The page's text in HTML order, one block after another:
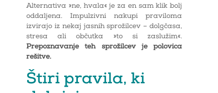
Alternativa »ne, hvala« je za en sam klik bolj
oddaljena. Impulzivni nakupi praviloma
izvirajo iz nekaj jasnih sprožilcev – dolgčasa,
stresa ali občutka »to si zaslužim«.
Prepoznavanje teh sprožilcev je polovica
rešitve.
Štiri pravila, ki